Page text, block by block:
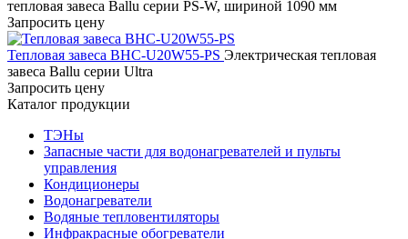
тепловая завеса Ballu серии PS-W, шириной 1090 мм
Запросить цену
Тепловая завеса BHC-U20W55-PS Электрическая тепловая
завеса Ballu серии Ultra
Запросить цену
Каталог продукции
ТЭНы
Запасные части для водонагревателей и пульты
управления
Кондиционеры
Водонагреватели
Водяные тепловентиляторы
Инфракрасные обогреватели